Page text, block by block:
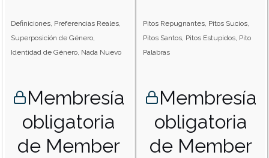
Definiciones, Preferencias Reales,
Superposición de Género,
Identidad de Género, Nada Nuevo
Membresía
obligatoria
de Member
Pitos Repugnantes, Pitos Sucios,
Pitos Santos, Pitos Estupidos, Pito
Palabras
Membresía
obligatoria
de Member